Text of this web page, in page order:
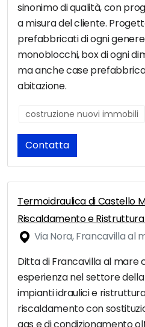
sinonimo di qualità, con
a misura del cliente.
prefabbricati di ogni
monoblocchi, box di ogni
ma anche case
abitazione.
costruzione nuovi immobili
Contatta
Termoidraulica di Castello
Riscaldamento e
Via Nora, Francavilla al
Ditta di Francavilla al mare
esperienza nel settore
impianti idraulici e
riscaldamento con